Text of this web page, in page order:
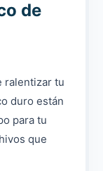
de
ralentizar tu
duro están
para tu
que